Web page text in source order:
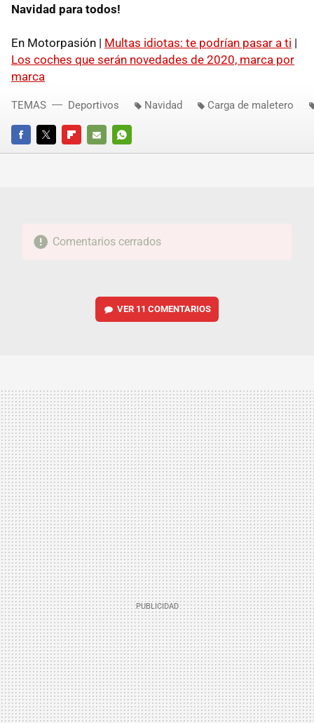
Navidad para todos!
En Motorpasión | Multas idiotas: te podrían pasar a ti |
Los coches que serán novedades de 2020, marca por
marca
FACEBOOKTWITTERFLIPBOARD
E-
WHATSAPP
TEMAS Deportivos Navidad Carga de maletero
Comentarios cerrados
VER 11 COMENTARIOS